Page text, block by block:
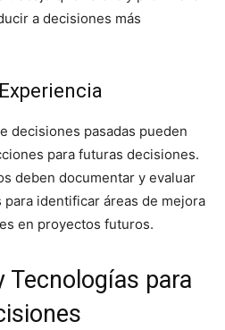
a decisiones más
decisiones pasadas pueden
para futuras decisiones.
deben documentar y evaluar
identificar áreas de mejora
en proyectos futuros.
Tecnologías para